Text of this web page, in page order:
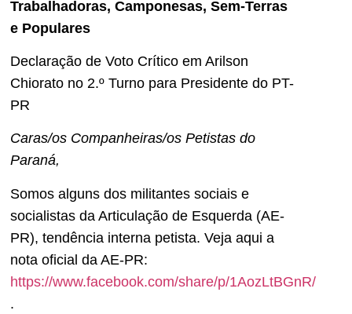
Trabalhadoras, Camponesas, Sem-Terras
e Populares
Declaração de Voto Crítico em Arilson
Chiorato no 2.º Turno para Presidente do PT-
PR
Caras/os Companheiras/os Petistas do
Paraná,
Somos alguns dos militantes sociais e
socialistas da Articulação de Esquerda (AE-
PR), tendência interna petista. Veja aqui a
nota oficial da AE-PR:
https://www.facebook.com/share/p/1AozLtBGnR/
.